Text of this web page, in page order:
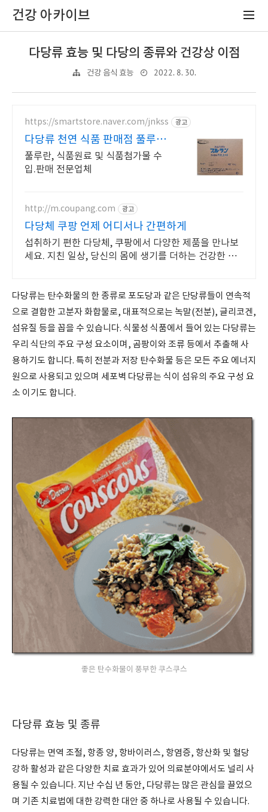
건강 아카이브
다당류 효능 및 다당의 종류와 건강상 이점
건강 음식 효능 2022. 8. 30.
https://smartstore.naver.com/jnkss 광고
다당류 천연 식품 판매점 풀루란
정식수입 판매처
풀루란, 식품원료 및 식품첨가물 수
입.판매 전문업체
http://m.coupang.com 광고
다당체 쿠팡 언제 어디서나 간편하게
섭취하기 편한 다당체, 쿠팡에서 다양한 제품을 만나보
세요. 지친 일상, 당신의 몸에 생기를 더하는 건강한 선
다당류는 탄수화물의 한 종류로 포도당과 같은 단당류들이 연속적
으로 결합한 고분자 화합물로, 대표적으로는 녹말(전분), 글리코겐,
섬유질 등을 꼽을 수 있습니다. 식물성 식품에서 들어 있는 다당류는
우리 식단의 주요 구성 요소이며, 곰팡이와 조류 등에서 추출해 사
용하기도 합니다. 특히 전분과 저장 탄수화물 등은 모든 주요 에너지
원으로 사용되고 있으며 세포벽 다당류는 식이 섬유의 주요 구성 요
소 이기도 합니다.
좋은 탄수화물이 풍부한 쿠스쿠스
다당류 효능 및 종류
다당류는 면역 조절, 항종 양, 항바이러스, 항염증, 항산화 및 혈당
강하 활성과 같은 다양한 치료 효과가 있어 의료분야에서도 널리 사
용될 수 있습니다. 지난 수십 년 동안, 다당류는 많은 관심을 끌었으
며 기존 치료법에 대한 강력한 대안 중 하나로 사용될 수 있습니다.